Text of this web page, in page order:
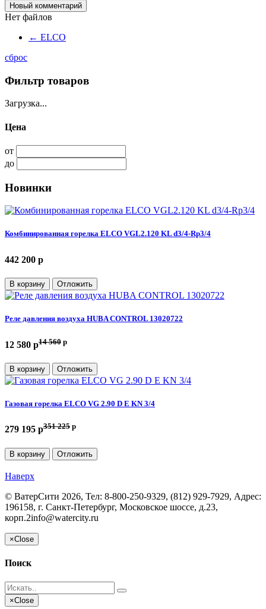
Новый комментарий
Нет файлов
← ELCO
сброс
Фильтр товаров
Загрузка...
Цена
от
до
Новинки
Комбинированная горелка ELCO VGL2.120 KL d3/4-Rp3/4
442 200 p
В корзину Отложить
Реле давления воздуха HUBA CONTROL 13020722
12 580 p14 560 p
В корзину Отложить
Газовая горелка ELCO VG 2.90 D E KN 3/4
279 195 p351 225 p
В корзину Отложить
Наверх
© ВатерСити 2026, Тел: 8-800-250-9329, (812) 929-7929, Адрес:
196158, г. Санкт-Петербург, Московское шоссе, д.23,
корп.2info@watercity.ru
×Close
Поиск
×Close